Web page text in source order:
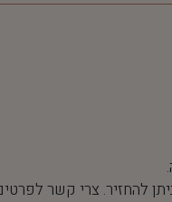
להחזיר. צרי קשר